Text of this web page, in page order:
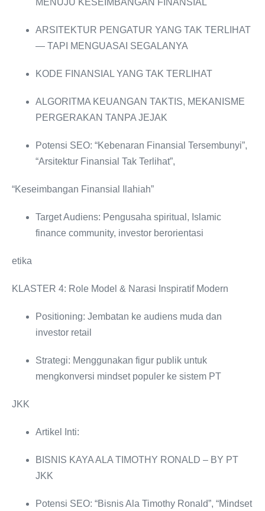
MENUJU KESEIMBANGAN FINANSIAL
ARSITEKTUR PENGATUR YANG TAK TERLIHAT
— TAPI MENGUASAI SEGALANYA
KODE FINANSIAL YANG TAK TERLIHAT
ALGORITMA KEUANGAN TAKTIS, MEKANISME
PERGERAKAN TANPA JEJAK
Potensi SEO: “Kebenaran Finansial Tersembunyi”,
“Arsitektur Finansial Tak Terlihat”,
“Keseimbangan Finansial Ilahiah”
Target Audiens: Pengusaha spiritual, Islamic
finance community, investor berorientasi
etika
KLASTER 4: Role Model & Narasi Inspiratif Modern
Positioning: Jembatan ke audiens muda dan
investor retail
Strategi: Menggunakan figur publik untuk
mengkonversi mindset populer ke sistem PT
JKK
Artikel Inti:
BISNIS KAYA ALA TIMOTHY RONALD ‒ BY PT
JKK
Potensi SEO: “Bisnis Ala Timothy Ronald”, “Mindset